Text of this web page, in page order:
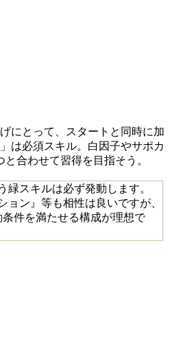
にとって、スタートと同時に加
は必須スキル。白因子やサポカ
合わせて習得を目指そう。
緑スキルは必ず発動します。
ョン』等も相性は良いですが、
件を満たせる構成が理想で